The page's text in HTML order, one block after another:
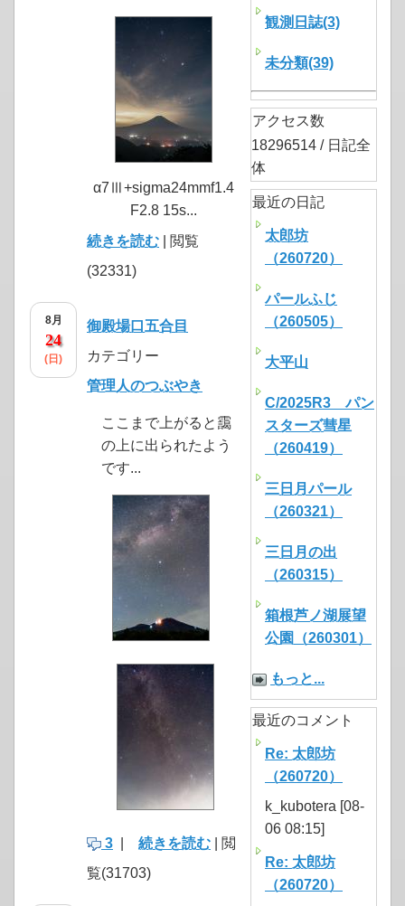
α7Ⅲ+sigma24mmf1.4
F2.8 15s...
続きを読む | 閲覧
(32331)
8月
24
(日)
御殿場口五合目
カテゴリー
管理人のつぶやき
ここまで上がると靄
の上に出られたよう
です...
3 続きを読む | 閲
覧(31703)
観測日誌(3)
未分類(39)
アクセス数
18296514 / 日記全
体
最近の日記
太郎坊
（260720）
パールふじ
（260505）
大平山
C/2025R3 パン
スターズ彗星
（260419）
三日月パール
（260321）
三日月の出
（260315）
箱根芦ノ湖展望
公園（260301）
もっと...
最近のコメント
Re: 太郎坊
（260720）
k_kubotera [08-
06 08:15]
Re: 太郎坊
（260720）